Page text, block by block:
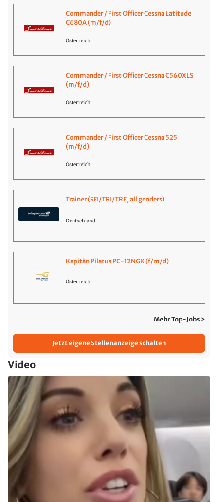
Commander / First Officer Cessna Latitude
C680A (m/f/d)
Österreich
Commander / First Officer Cessna C560XLS
(m/f/d)
Österreich
Commander / First Officer Cessna 525
(m/f/d)
Österreich
Trainer (SFI/TRI/TRE, all genders)
Deutschland
Kapitän Pilatus PC-12NGX (f/m/d)
Österreich
Mehr Top-Jobs >
Jetzt eigene Stellenanzeige schalten
Video